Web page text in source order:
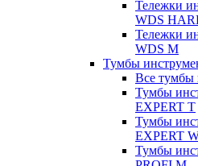
Тележки
WDS
Тележки
WDS M
Тумбы
Все тумбы
Тумбы
EXPERT T
Тумбы
EXPERT
Тумбы